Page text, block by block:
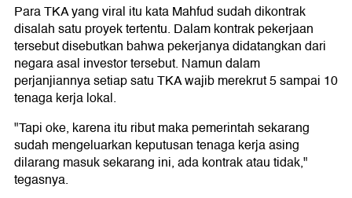
Para TKA yang viral itu kata Mahfud sudah dikontrak
disalah satu proyek tertentu. Dalam kontrak pekerjaan
tersebut disebutkan bahwa pekerjanya didatangkan dari
negara asal investor tersebut. Namun dalam
perjanjiannya setiap satu TKA wajib merekrut 5 sampai 10
tenaga kerja lokal.
"Tapi oke, karena itu ribut maka pemerintah sekarang
sudah mengeluarkan keputusan tenaga kerja asing
dilarang masuk sekarang ini, ada kontrak atau tidak,"
tegasnya.